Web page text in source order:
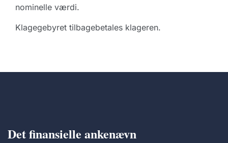
nominelle værdi.
Klagegebyret tilbagebetales klageren.
Det finansielle ankenævn